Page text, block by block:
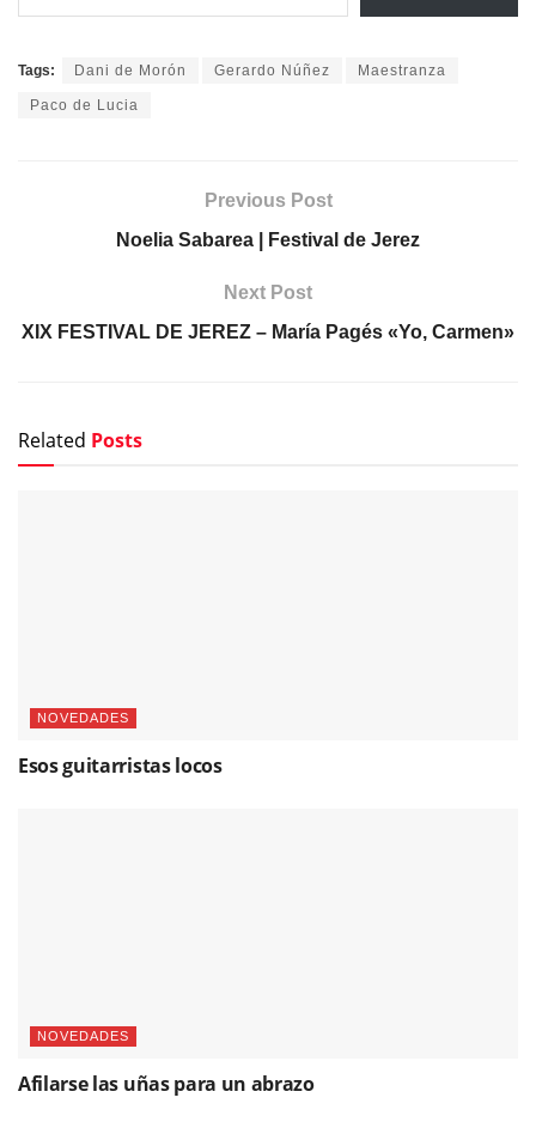
Tags: Dani de Morón Gerardo Núñez Maestranza
Paco de Lucia
Previous Post
Noelia Sabarea | Festival de Jerez
Next Post
XIX FESTIVAL DE JEREZ – María Pagés «Yo, Carmen»
Related Posts
NOVEDADES
Esos guitarristas locos
NOVEDADES
Afilarse las uñas para un abrazo